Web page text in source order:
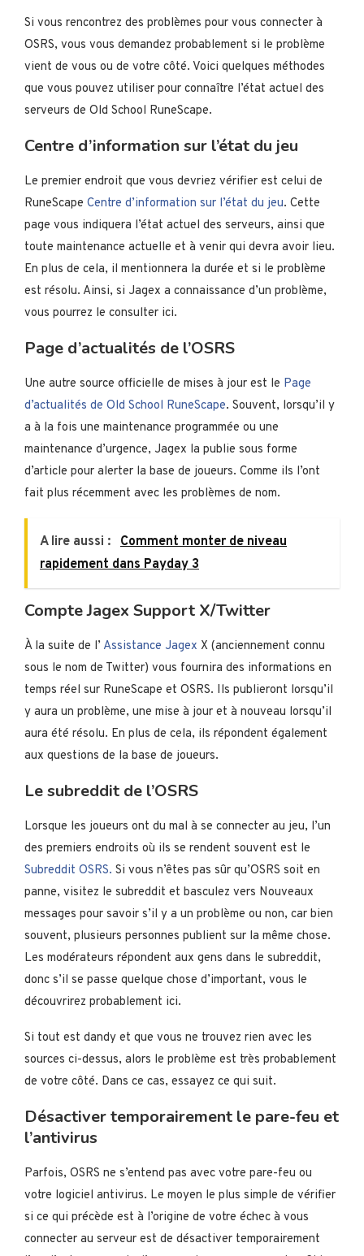
Si vous rencontrez des problèmes pour vous connecter à
OSRS, vous vous demandez probablement si le problème
vient de vous ou de votre côté. Voici quelques méthodes
que vous pouvez utiliser pour connaître l’état actuel des
serveurs de Old School RuneScape.
Centre d’information sur l’état du jeu
Le premier endroit que vous devriez vérifier est celui de
RuneScape Centre d’information sur l’état du jeu. Cette
page vous indiquera l’état actuel des serveurs, ainsi que
toute maintenance actuelle et à venir qui devra avoir lieu.
En plus de cela, il mentionnera la durée et si le problème
est résolu. Ainsi, si Jagex a connaissance d’un problème,
vous pourrez le consulter ici.
Page d’actualités de l’OSRS
Une autre source officielle de mises à jour est le Page
d’actualités de Old School RuneScape. Souvent, lorsqu’il y
a à la fois une maintenance programmée ou une
maintenance d’urgence, Jagex la publie sous forme
d’article pour alerter la base de joueurs. Comme ils l’ont
fait plus récemment avec les problèmes de nom.
A lire aussi :
Comment monter de niveau
rapidement dans Payday 3
Compte Jagex Support X/Twitter
À la suite de l’ Assistance Jagex X (anciennement connu
sous le nom de Twitter) vous fournira des informations en
temps réel sur RuneScape et OSRS. Ils publieront lorsqu’il
y aura un problème, une mise à jour et à nouveau lorsqu’il
aura été résolu. En plus de cela, ils répondent également
aux questions de la base de joueurs.
Le subreddit de l’OSRS
Lorsque les joueurs ont du mal à se connecter au jeu, l’un
des premiers endroits où ils se rendent souvent est le
Subreddit OSRS. Si vous n’êtes pas sûr qu’OSRS soit en
panne, visitez le subreddit et basculez vers Nouveaux
messages pour savoir s’il y a un problème ou non, car bien
souvent, plusieurs personnes publient sur la même chose.
Les modérateurs répondent aux gens dans le subreddit,
donc s’il se passe quelque chose d’important, vous le
découvrirez probablement ici.
Si tout est dandy et que vous ne trouvez rien avec les
sources ci-dessus, alors le problème est très probablement
de votre côté. Dans ce cas, essayez ce qui suit.
Désactiver temporairement le pare-feu et
l’antivirus
Parfois, OSRS ne s’entend pas avec votre pare-feu ou
votre logiciel antivirus. Le moyen le plus simple de vérifier
si ce qui précède est à l’origine de votre échec à vous
connecter au serveur est de désactiver temporairement